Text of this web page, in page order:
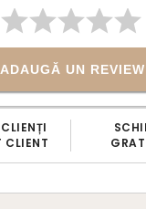
ADAUGĂ UN REVIEW
CLIENT